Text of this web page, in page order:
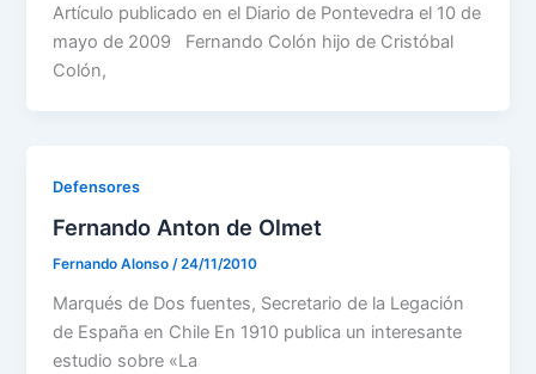
Artículo publicado en el Diario de Pontevedra el 10 de
mayo de 2009 Fernando Colón hijo de Cristóbal
Colón,
Defensores
Fernando Anton de Olmet
Fernando Alonso/24/11/2010
Marqués de Dos fuentes, Secretario de la Legación
de España en Chile En 1910 publica un interesante
estudio sobre «La